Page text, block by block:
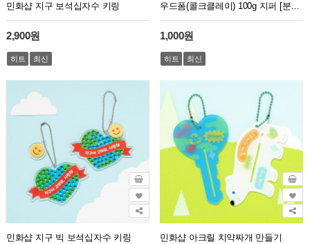
민화샵 지구 보석십자수 키링
2,900원
히트 최신
우드폼(콜크클레이) 100g 지퍼 [분홍색]
1,000원
히트 최신
민화샵 지구 빅 보석십자수 키링 민화샵 아크릴 치약짜개 만들기